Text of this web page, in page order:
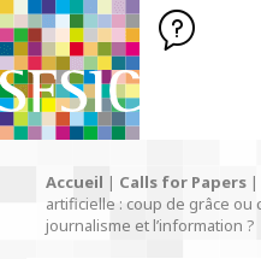
SFSIC Société Française
Société
Accueil | Calls for Papers |
artificielle : coup de grâce ou
journalisme et l’information ?